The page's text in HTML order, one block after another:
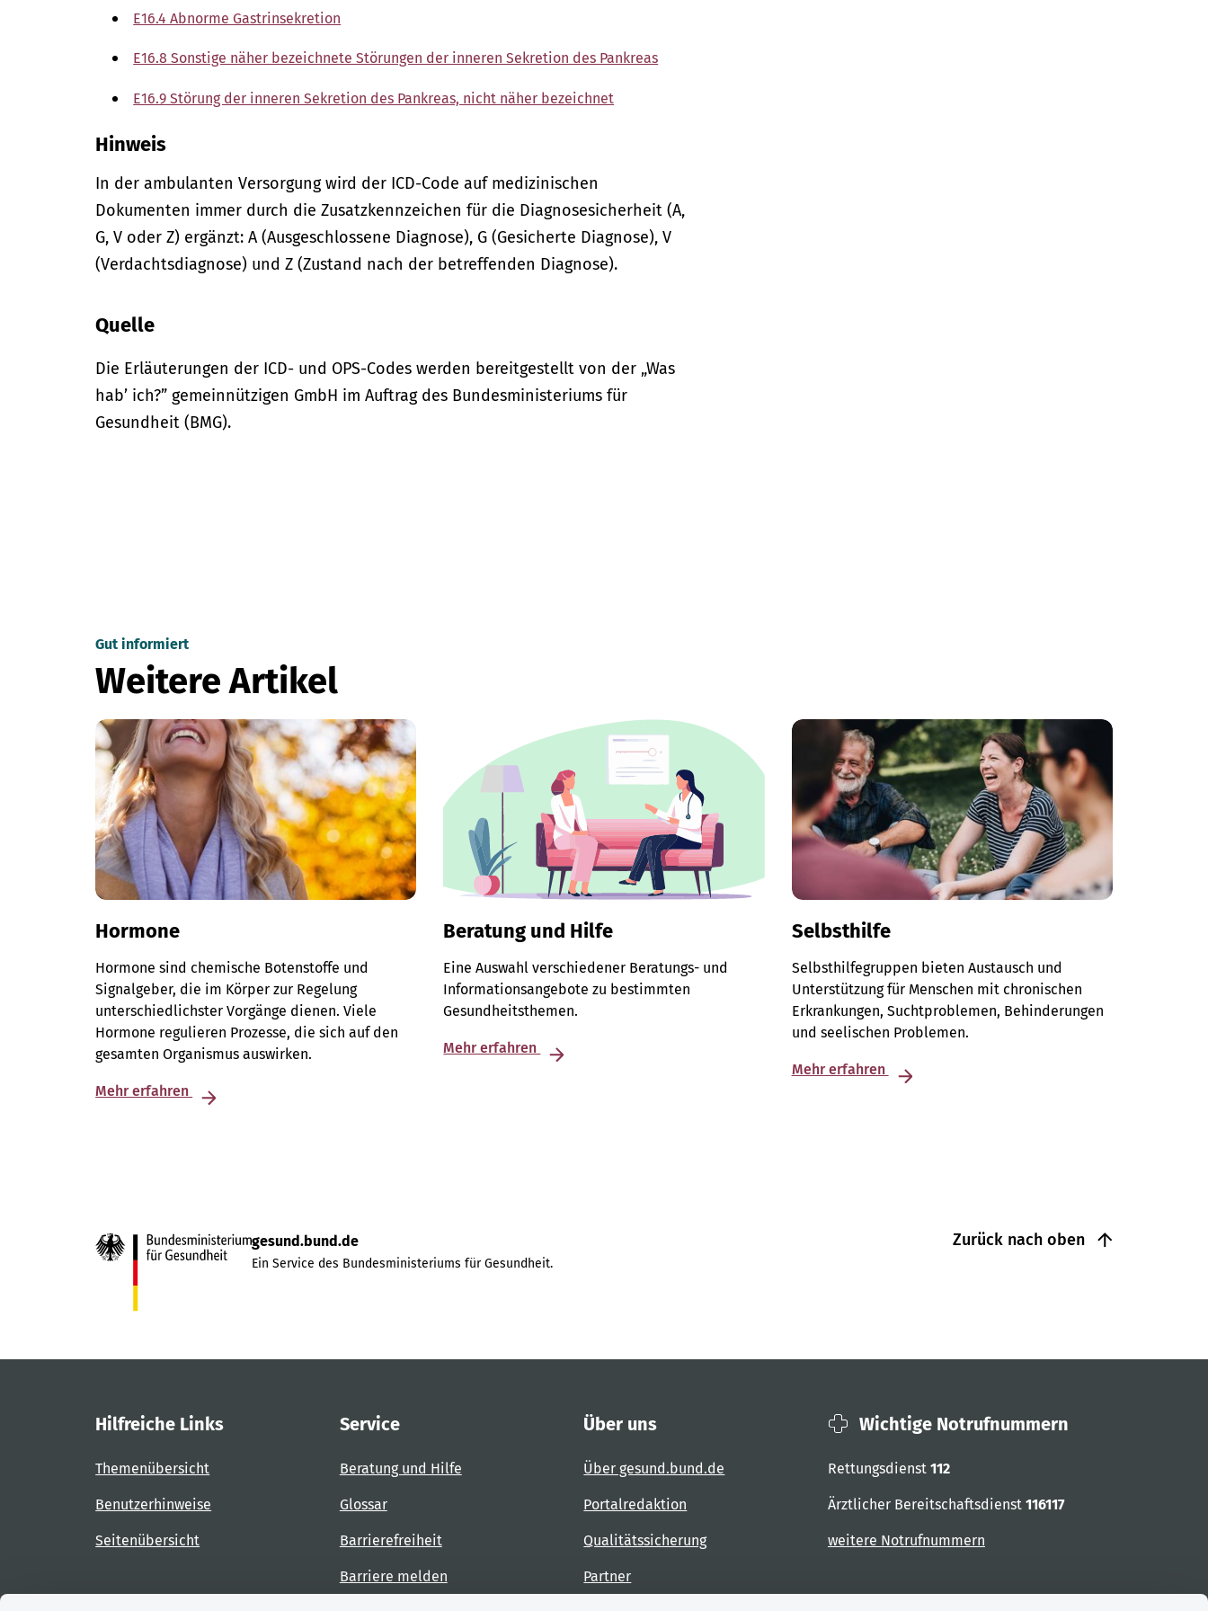
E16.4 Abnorme Gastrinsekretion
E16.8 Sonstige näher bezeichnete Störungen der inneren Sekretion des Pankreas
E16.9 Störung der inneren Sekretion des Pankreas, nicht näher bezeichnet
Hinweis
In derambulanten Versorgung wird der ICD-Code auf medizinischen
Dokumenten immer durch die Zusatzkennzeichen für die Diagnosesicherheit (A,
G, V oder Z) ergänzt: A (Ausgeschlossene Diagnose), G (Gesicherte Diagnose), V
(Verdachtsdiagnose) und Z (Zustand nach der betreffenden Diagnose).
Quelle
Die Erläuterungen der ICD- und OPS-Codes werden bereitgestellt von der „Was
hab’ ich?” gemeinnützigen GmbH im Auftrag des Bundesministeriums für
Gesundheit (BMG).
Gut informiert
Weitere Artikel
Hormone
Hormone sind chemische Botenstoffe und
Signalgeber, die im Körper zur Regelung
unterschiedlichster Vorgänge dienen. Viele
Hormone regulieren Prozesse, die sich auf den
gesamten Organismus auswirken.
Mehr erfahren
Beratung und Hilfe
Eine Auswahl verschiedener Beratungs- und
Informationsangebote zu bestimmten
Gesundheitsthemen.
Mehr erfahren
Selbsthilfe
Selbsthilfegruppen bieten Austausch und
Unterstützung für Menschen mit chronischen
Erkrankungen, Suchtproblemen, Behinderungen
und seelischen Problemen.
Mehr erfahren
Zurück nach oben
gesund.bund.de
Ein Service des Bundesministeriums für Gesundheit.
Hilfreiche Links
Themenübersicht
Benutzerhinweise
Seitenübersicht
Service
Beratung und Hilfe
Glossar
Barrierefreiheit
Barriere melden
Über uns
Über gesund.bund.de
Portalredaktion
Qualitätssicherung
Partner
Wichtige Notrufnummern
Rettungsdienst 112
Ärztlicher Bereitschaftsdienst 116117
weitere Notrufnummern